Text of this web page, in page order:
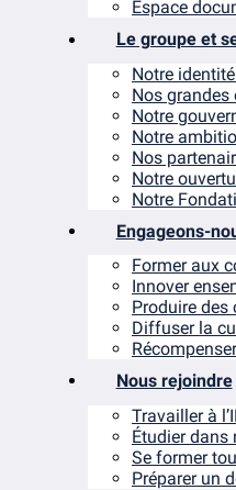
Espace
Le groupe et
Notre
Nos grandes
Notre
Notre
Nos
Notre
Notre
Engageons-
Former aux
Innover
Produire
Diffuser la
Nous rejoindre
Travailler à
Étudier dans
Se former
Préparer un